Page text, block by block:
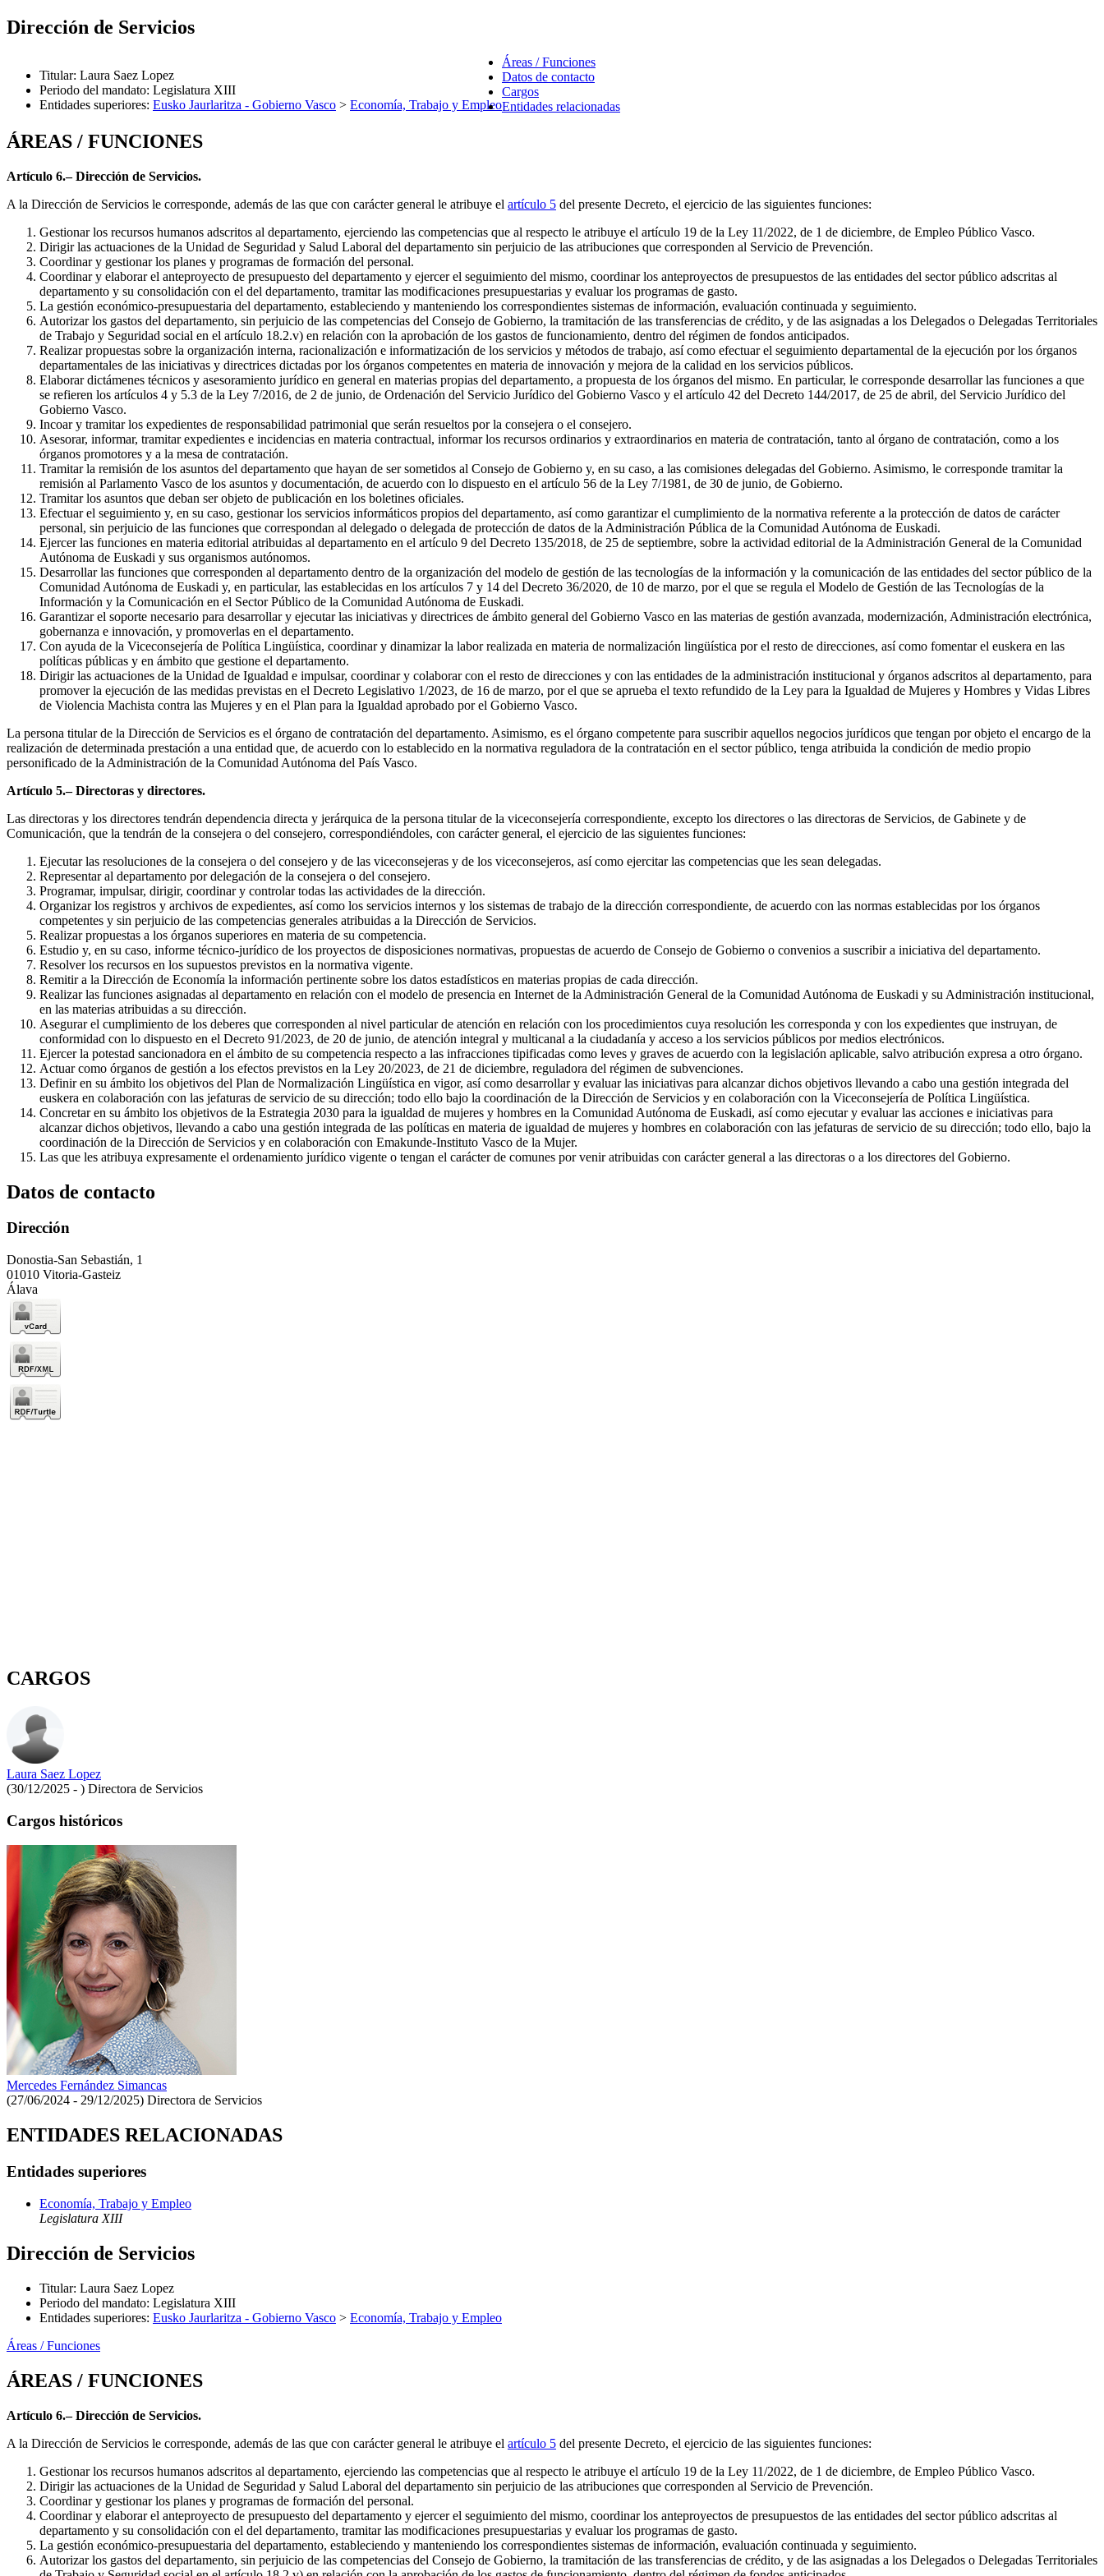
Dirección de Servicios
Titular: Laura Saez Lopez
Periodo del mandato: Legislatura XIII
Entidades superiores: Eusko Jaurlaritza - Gobierno Vasco > Economía, Trabajo y Empleo
Áreas / Funciones
Datos de contacto
Cargos
Entidades relacionadas
ÁREAS / FUNCIONES
Artículo 6.– Dirección de Servicios.
A la Dirección de Servicios le corresponde, además de las que con carácter general le atribuye el artículo 5 del presente Decreto, el ejercicio de las siguientes funciones:
Gestionar los recursos humanos adscritos al departamento, ejerciendo las competencias que al respecto le atribuye el artículo 19 de la Ley 11/2022, de 1 de diciembre, de Empleo Público Vasco.
Dirigir las actuaciones de la Unidad de Seguridad y Salud Laboral del departamento sin perjuicio de las atribuciones que corresponden al Servicio de Prevención.
Coordinar y gestionar los planes y programas de formación del personal.
Coordinar y elaborar el anteproyecto de presupuesto del departamento y ejercer el seguimiento del mismo, coordinar los anteproyectos de presupuestos de las entidades del sector público adscritas al
departamento y su consolidación con el del departamento, tramitar las modificaciones presupuestarias y evaluar los programas de gasto.
La gestión económico-presupuestaria del departamento, estableciendo y manteniendo los correspondientes sistemas de información, evaluación continuada y seguimiento.
Autorizar los gastos del departamento, sin perjuicio de las competencias del Consejo de Gobierno, la tramitación de las transferencias de crédito, y de las asignadas a los Delegados o Delegadas Territoriales
de Trabajo y Seguridad social en el artículo 18.2.v) en relación con la aprobación de los gastos de funcionamiento, dentro del régimen de fondos anticipados.
Realizar propuestas sobre la organización interna, racionalización e informatización de los servicios y métodos de trabajo, así como efectuar el seguimiento departamental de la ejecución por los órganos
departamentales de las iniciativas y directrices dictadas por los órganos competentes en materia de innovación y mejora de la calidad en los servicios públicos.
Elaborar dictámenes técnicos y asesoramiento jurídico en general en materias propias del departamento, a propuesta de los órganos del mismo. En particular, le corresponde desarrollar las funciones a que
se refieren los artículos 4 y 5.3 de la Ley 7/2016, de 2 de junio, de Ordenación del Servicio Jurídico del Gobierno Vasco y el artículo 42 del Decreto 144/2017, de 25 de abril, del Servicio Jurídico del
Gobierno Vasco.
Incoar y tramitar los expedientes de responsabilidad patrimonial que serán resueltos por la consejera o el consejero.
Asesorar, informar, tramitar expedientes e incidencias en materia contractual, informar los recursos ordinarios y extraordinarios en materia de contratación, tanto al órgano de contratación, como a los
órganos promotores y a la mesa de contratación.
Tramitar la remisión de los asuntos del departamento que hayan de ser sometidos al Consejo de Gobierno y, en su caso, a las comisiones delegadas del Gobierno. Asimismo, le corresponde tramitar la
remisión al Parlamento Vasco de los asuntos y documentación, de acuerdo con lo dispuesto en el artículo 56 de la Ley 7/1981, de 30 de junio, de Gobierno.
Tramitar los asuntos que deban ser objeto de publicación en los boletines oficiales.
Efectuar el seguimiento y, en su caso, gestionar los servicios informáticos propios del departamento, así como garantizar el cumplimiento de la normativa referente a la protección de datos de carácter
personal, sin perjuicio de las funciones que correspondan al delegado o delegada de protección de datos de la Administración Pública de la Comunidad Autónoma de Euskadi.
Ejercer las funciones en materia editorial atribuidas al departamento en el artículo 9 del Decreto 135/2018, de 25 de septiembre, sobre la actividad editorial de la Administración General de la Comunidad
Autónoma de Euskadi y sus organismos autónomos.
Desarrollar las funciones que corresponden al departamento dentro de la organización del modelo de gestión de las tecnologías de la información y la comunicación de las entidades del sector público de la
Comunidad Autónoma de Euskadi y, en particular, las establecidas en los artículos 7 y 14 del Decreto 36/2020, de 10 de marzo, por el que se regula el Modelo de Gestión de las Tecnologías de la
Información y la Comunicación en el Sector Público de la Comunidad Autónoma de Euskadi.
Garantizar el soporte necesario para desarrollar y ejecutar las iniciativas y directrices de ámbito general del Gobierno Vasco en las materias de gestión avanzada, modernización, Administración electrónica,
gobernanza e innovación, y promoverlas en el departamento.
Con ayuda de la Viceconsejería de Política Lingüística, coordinar y dinamizar la labor realizada en materia de normalización lingüística por el resto de direcciones, así como fomentar el euskera en las
políticas públicas y en ámbito que gestione el departamento.
Dirigir las actuaciones de la Unidad de Igualdad e impulsar, coordinar y colaborar con el resto de direcciones y con las entidades de la administración institucional y órganos adscritos al departamento, para
promover la ejecución de las medidas previstas en el Decreto Legislativo 1/2023, de 16 de marzo, por el que se aprueba el texto refundido de la Ley para la Igualdad de Mujeres y Hombres y Vidas Libres
de Violencia Machista contra las Mujeres y en el Plan para la Igualdad aprobado por el Gobierno Vasco.
La persona titular de la Dirección de Servicios es el órgano de contratación del departamento. Asimismo, es el órgano competente para suscribir aquellos negocios jurídicos que tengan por objeto el encargo de la
realización de determinada prestación a una entidad que, de acuerdo con lo establecido en la normativa reguladora de la contratación en el sector público, tenga atribuida la condición de medio propio
personificado de la Administración de la Comunidad Autónoma del País Vasco.
Artículo 5.– Directoras y directores.
Las directoras y los directores tendrán dependencia directa y jerárquica de la persona titular de la viceconsejería correspondiente, excepto los directores o las directoras de Servicios, de Gabinete y de
Comunicación, que la tendrán de la consejera o del consejero, correspondiéndoles, con carácter general, el ejercicio de las siguientes funciones:
Ejecutar las resoluciones de la consejera o del consejero y de las viceconsejeras y de los viceconsejeros, así como ejercitar las competencias que les sean delegadas.
Representar al departamento por delegación de la consejera o del consejero.
Programar, impulsar, dirigir, coordinar y controlar todas las actividades de la dirección.
Organizar los registros y archivos de expedientes, así como los servicios internos y los sistemas de trabajo de la dirección correspondiente, de acuerdo con las normas establecidas por los órganos
competentes y sin perjuicio de las competencias generales atribuidas a la Dirección de Servicios.
Realizar propuestas a los órganos superiores en materia de su competencia.
Estudio y, en su caso, informe técnico-jurídico de los proyectos de disposiciones normativas, propuestas de acuerdo de Consejo de Gobierno o convenios a suscribir a iniciativa del departamento.
Resolver los recursos en los supuestos previstos en la normativa vigente.
Remitir a la Dirección de Economía la información pertinente sobre los datos estadísticos en materias propias de cada dirección.
Realizar las funciones asignadas al departamento en relación con el modelo de presencia en Internet de la Administración General de la Comunidad Autónoma de Euskadi y su Administración institucional,
en las materias atribuidas a su dirección.
Asegurar el cumplimiento de los deberes que corresponden al nivel particular de atención en relación con los procedimientos cuya resolución les corresponda y con los expedientes que instruyan, de
conformidad con lo dispuesto en el Decreto 91/2023, de 20 de junio, de atención integral y multicanal a la ciudadanía y acceso a los servicios públicos por medios electrónicos.
Ejercer la potestad sancionadora en el ámbito de su competencia respecto a las infracciones tipificadas como leves y graves de acuerdo con la legislación aplicable, salvo atribución expresa a otro órgano.
Actuar como órganos de gestión a los efectos previstos en la Ley 20/2023, de 21 de diciembre, reguladora del régimen de subvenciones.
Definir en su ámbito los objetivos del Plan de Normalización Lingüística en vigor, así como desarrollar y evaluar las iniciativas para alcanzar dichos objetivos llevando a cabo una gestión integrada del
euskera en colaboración con las jefaturas de servicio de su dirección; todo ello bajo la coordinación de la Dirección de Servicios y en colaboración con la Viceconsejería de Política Lingüística.
Concretar en su ámbito los objetivos de la Estrategia 2030 para la igualdad de mujeres y hombres en la Comunidad Autónoma de Euskadi, así como ejecutar y evaluar las acciones e iniciativas para
alcanzar dichos objetivos, llevando a cabo una gestión integrada de las políticas en materia de igualdad de mujeres y hombres en colaboración con las jefaturas de servicio de su dirección; todo ello, bajo la
coordinación de la Dirección de Servicios y en colaboración con Emakunde-Instituto Vasco de la Mujer.
Las que les atribuya expresamente el ordenamiento jurídico vigente o tengan el carácter de comunes por venir atribuidas con carácter general a las directoras o a los directores del Gobierno.
Datos de contacto
Dirección
Donostia-San Sebastián, 1
01010 Vitoria-Gasteiz
Álava
CARGOS
Laura Saez Lopez
(30/12/2025 - ) Directora de Servicios
Cargos históricos
Mercedes Fernández Simancas
(27/06/2024 - 29/12/2025) Directora de Servicios
ENTIDADES RELACIONADAS
Entidades superiores
Economía, Trabajo y Empleo
Legislatura XIII
Dirección de Servicios
Titular: Laura Saez Lopez
Periodo del mandato: Legislatura XIII
Entidades superiores: Eusko Jaurlaritza - Gobierno Vasco > Economía, Trabajo y Empleo
Áreas / Funciones
ÁREAS / FUNCIONES
Artículo 6.– Dirección de Servicios.
A la Dirección de Servicios le corresponde, además de las que con carácter general le atribuye el artículo 5 del presente Decreto, el ejercicio de las siguientes funciones:
Gestionar los recursos humanos adscritos al departamento, ejerciendo las competencias que al respecto le atribuye el artículo 19 de la Ley 11/2022, de 1 de diciembre, de Empleo Público Vasco.
Dirigir las actuaciones de la Unidad de Seguridad y Salud Laboral del departamento sin perjuicio de las atribuciones que corresponden al Servicio de Prevención.
Coordinar y gestionar los planes y programas de formación del personal.
Coordinar y elaborar el anteproyecto de presupuesto del departamento y ejercer el seguimiento del mismo, coordinar los anteproyectos de presupuestos de las entidades del sector público adscritas al
departamento y su consolidación con el del departamento, tramitar las modificaciones presupuestarias y evaluar los programas de gasto.
La gestión económico-presupuestaria del departamento, estableciendo y manteniendo los correspondientes sistemas de información, evaluación continuada y seguimiento.
Autorizar los gastos del departamento, sin perjuicio de las competencias del Consejo de Gobierno, la tramitación de las transferencias de crédito, y de las asignadas a los Delegados o Delegadas Territoriales